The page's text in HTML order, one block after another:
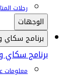
رحلات
الوجهات
برنامج سكاي
برنامج سكاي
معلومات